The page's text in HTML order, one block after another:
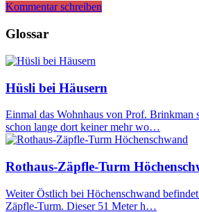
Kommentar schreiben
Glossar
Hüsli bei Häusern
Einmal das Wohnhaus von Prof. Brinkman
schon lange dort keiner mehr wo…
Rothaus-Zäpfle-Turm
Weiter Östlich bei Höchenschwand
Zäpfle-Turm. Dieser 51 Meter h…